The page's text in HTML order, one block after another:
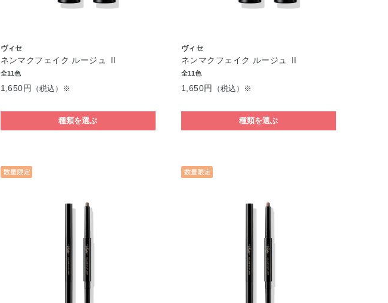
ヴィセ
ネンマクフェイク ルージュ Ⅱ
全11色
1,650円 （税込）※
種類を選ぶ
ヴィセ
ネンマクフェイク ルージュ Ⅱ
全11色
1,650円 （税込）※
種類を選ぶ